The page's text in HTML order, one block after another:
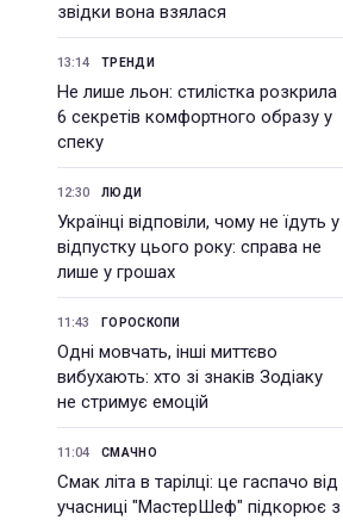
звідки вона взялася
13:14 ТРЕНДИ
Не лише льон: стилістка розкрила
6 секретів комфортного образу у
спеку
12:30 ЛЮДИ
Українці відповіли, чому не їдуть у
відпустку цього року: справа не
лише у грошах
11:43 ГОРОСКОПИ
Одні мовчать, інші миттєво
вибухають: хто зі знаків Зодіаку
не стримує емоцій
11:04 СМАЧНО
Смак літа в тарілці: це гаспачо від
учасниці "МастерШеф" підкорює з